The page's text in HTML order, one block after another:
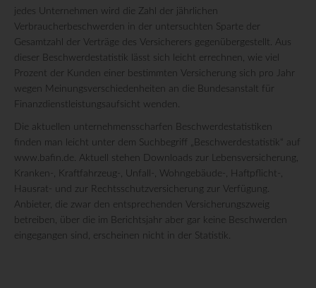
jedes Unternehmen wird die Zahl der jährlichen
Verbraucherbeschwerden in der untersuchten Sparte der
Gesamtzahl der Verträge des Versicherers gegenübergestellt. Aus
dieser Beschwerdestatistik lässt sich leicht errechnen, wie viel
Prozent der Kunden einer bestimmten Versicherung sich pro Jahr
wegen Meinungsverschiedenheiten an die Bundesanstalt für
Finanzdienstleistungsaufsicht wenden.
Die aktuellen unternehmensscharfen Beschwerdestatistiken
finden man leicht unter dem Suchbegriff „Beschwerdestatistik“ auf
www.bafin.de. Aktuell stehen Downloads zur Lebensversicherung,
Kranken-, Kraftfahrzeug-, Unfall-, Wohngebäude-, Haftpflicht-,
Hausrat- und zur Rechtsschutzversicherung zur Verfügung.
Anbieter, die zwar den entsprechenden Versicherungszweig
betreiben, über die im Berichtsjahr aber gar keine Beschwerden
eingegangen sind, erscheinen nicht in der Statistik.